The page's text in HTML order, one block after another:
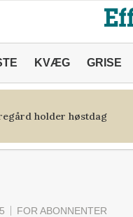
KVÆG GRISE
holder høstdag
FOR ABONNENTER